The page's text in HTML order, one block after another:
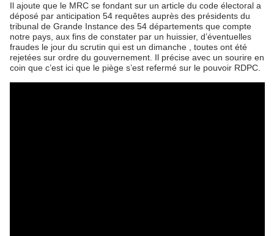
Il ajoute que le MRC se fondant sur un article du code électoral a
déposé par anticipation 54 requêtes auprès des présidents du
tribunal de Grande Instance des 54 départements que compte
notre pays, aux fins de constater par un huissier, d’éventuelles
fraudes le jour du scrutin qui est un dimanche , toutes ont été
rejetées sur ordre du gouvernement. Il précise avec un sourire en
coin que c’est ici que le piège s’est refermé sur le pouvoir RDPC.